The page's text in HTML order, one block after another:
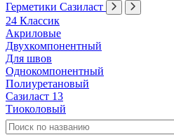
Герметики Сазиласт
24 Классик
Акриловые
Двухкомпонентный
Для швов
Однокомпонентный
Полиуретановый
Сазиласт 13
Тиоколовый